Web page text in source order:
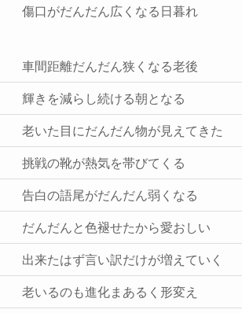
傷口がだんだん広くなる日暮れ
車間距離だんだん狭くなる老後
輝きを減らし続ける朝となる
老いた目にだんだん物が見えてきた
挑戦の靴が熱気を帯びてくる
告白の語尾がだんだん弱くなる
だんだんと色褪せたから愛おしい
出来たはず言い訳だけが増えていく
老いるのも進化まあるく形変え